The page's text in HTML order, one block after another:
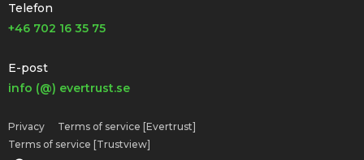
Telefon
+46 702 16 35 75
E-post
info (@) evertrust.se
Privacy
Terms of service [Evertrust]
Terms of service [Trustview]